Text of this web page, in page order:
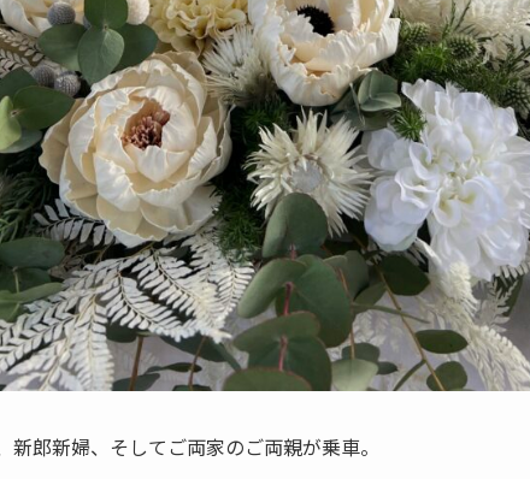
郎新婦、そしてご両家のご両親が乗車。